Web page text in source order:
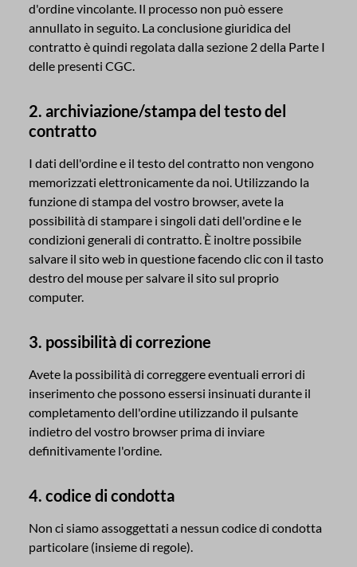
d'ordine vincolante. Il processo non può essere
annullato in seguito. La conclusione giuridica del
contratto è quindi regolata dalla sezione 2 della Parte I
delle presenti CGC.
2. archiviazione/stampa del testo del
contratto
I dati dell'ordine e il testo del contratto non vengono
memorizzati elettronicamente da noi. Utilizzando la
funzione di stampa del vostro browser, avete la
possibilità di stampare i singoli dati dell'ordine e le
condizioni generali di contratto. È inoltre possibile
salvare il sito web in questione facendo clic con il tasto
destro del mouse per salvare il sito sul proprio
computer.
3. possibilità di correzione
Avete la possibilità di correggere eventuali errori di
inserimento che possono essersi insinuati durante il
completamento dell'ordine utilizzando il pulsante
indietro del vostro browser prima di inviare
definitivamente l'ordine.
4. codice di condotta
Non ci siamo assoggettati a nessun codice di condotta
particolare (insieme di regole).